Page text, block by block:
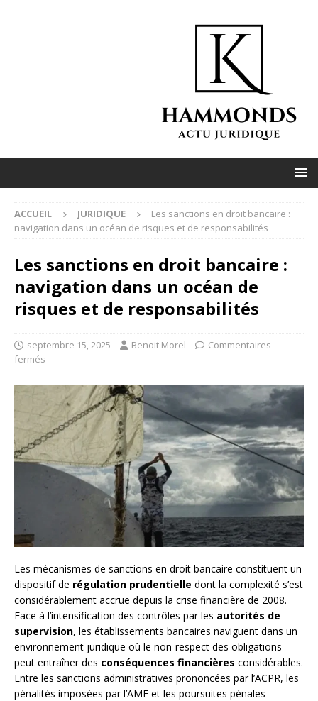
ACCUEIL JURIDIQUE
Les sanctions en droit bancaire :
navigation dans un océan de risques et de responsabilités
Les sanctions en droit bancaire :
navigation dans un océan de
risques et de responsabilités
septembre 15, 2025 Benoit Morel
Commentaires
fermés
Les mécanismes de sanctions en droit bancaire constituent un
dispositif de régulation prudentielle dont la complexité s’est
considérablement accrue depuis la crise financière de 2008.
Face à l’intensification des contrôles par les autorités de
supervision, les établissements bancaires naviguent dans un
environnement juridique où le non-respect des obligations
peut entraîner des conséquences financières considérables.
Entre les sanctions administratives prononcées par l’ACPR, les
pénalités imposées par l’AMF et les poursuites pénales